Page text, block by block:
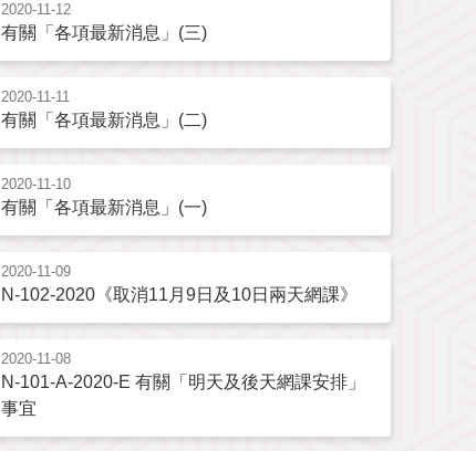
2020-11-12
有關「各項最新消息」(三)
2020-11-11
有關「各項最新消息」(二)
2020-11-10
有關「各項最新消息」(一)
2020-11-09
N-102-2020《取消11月9日及10日兩天網課》
2020-11-08
N-101-A-2020-E 有關「明天及後天網課安排」
事宜